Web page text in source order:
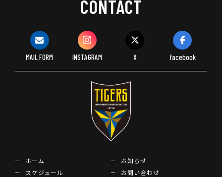
CONTACT
MAIL FORM INSTAGRAM X facebook
ホーム
スケジュール
お知らせ
お問い合わせ